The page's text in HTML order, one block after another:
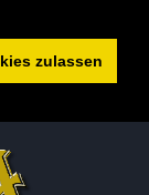
zulassen